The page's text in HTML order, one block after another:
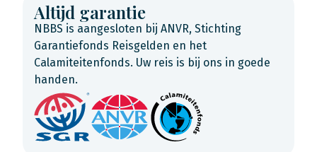
Altijd garantie
NBBS is aangesloten bij ANVR, Stichting
Garantiefonds Reisgelden en het
Calamiteitenfonds. Uw reis is bij ons in goede
handen.